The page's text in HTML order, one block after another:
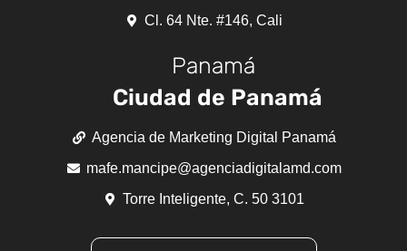
Cl. 64 Nte. #146, Cali
Panamá
Ciudad de Panamá
Agencia de Marketing Digital Panamá
mafe.mancipe@agenciadigitalamd.com
Torre Inteligente, C. 50 3101